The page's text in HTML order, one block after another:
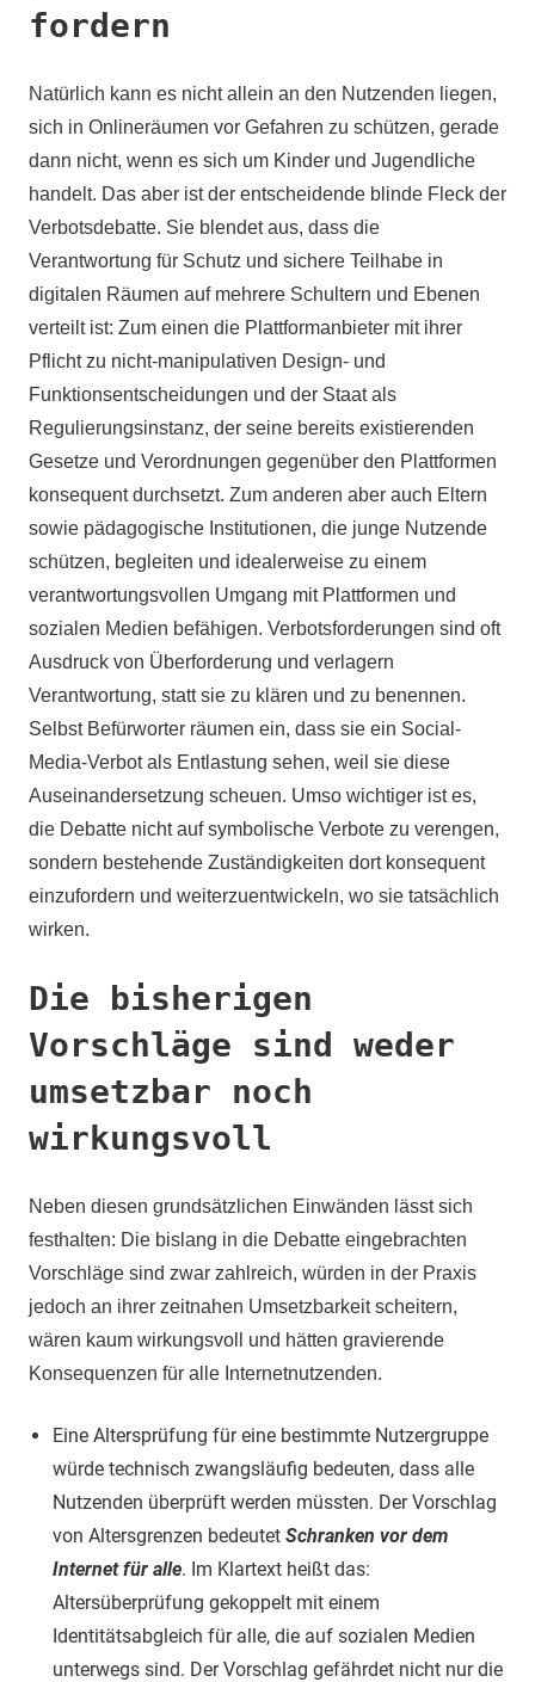
fordern
Natürlich kann es nicht allein an den Nutzenden liegen,
sich in Onlineräumen vor Gefahren zu schützen, gerade
dann nicht, wenn es sich um Kinder und Jugendliche
handelt. Das aber ist der entscheidende blinde Fleck der
Verbotsdebatte. Sie blendet aus, dass die
Verantwortung für Schutz und sichere Teilhabe in
digitalen Räumen auf mehrere Schultern und Ebenen
verteilt ist: Zum einen die Plattformanbieter mit ihrer
Pflicht zu nicht-manipulativen Design- und
Funktionsentscheidungen und der Staat als
Regulierungsinstanz, der seine bereits existierenden
Gesetze und Verordnungen gegenüber den Plattformen
konsequent durchsetzt. Zum anderen aber auch Eltern
sowie pädagogische Institutionen, die junge Nutzende
schützen, begleiten und idealerweise zu einem
verantwortungsvollen Umgang mit Plattformen und
sozialen Medien befähigen. Verbotsforderungen sind oft
Ausdruck von Überforderung und verlagern
Verantwortung, statt sie zu klären und zu benennen.
Selbst Befürworter räumen ein, dass sie ein Social-
Media-Verbot als Entlastung sehen, weil sie diese
Auseinandersetzung scheuen. Umso wichtiger ist es,
die Debatte nicht auf symbolische Verbote zu verengen,
sondern bestehende Zuständigkeiten dort konsequent
einzufordern und weiterzuentwickeln, wo sie tatsächlich
wirken.
Die bisherigen
Vorschläge sind weder
umsetzbar noch
wirkungsvoll
Neben diesen grundsätzlichen Einwänden lässt sich
festhalten: Die bislang in die Debatte eingebrachten
Vorschläge sind zwar zahlreich, würden in der Praxis
jedoch an ihrer zeitnahen Umsetzbarkeit scheitern,
wären kaum wirkungsvoll und hätten gravierende
Konsequenzen für alle Internetnutzenden.
Eine Altersprüfung für eine bestimmte Nutzergruppe
würde technisch zwangsläufig bedeuten, dass alle
Nutzenden überprüft werden müssten. Der Vorschlag
von Altersgrenzen bedeutet Schranken vor dem
Internet für alle. Im Klartext heißt das:
Altersüberprüfung gekoppelt mit einem
Identitätsabgleich für alle, die auf sozialen Medien
unterwegs sind. Der Vorschlag gefährdet nicht nur die